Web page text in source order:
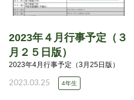
2023年４月行事予定（３
月２５日版）
2023年4月行事予定（3月25日版）
2023.03.25 4年生